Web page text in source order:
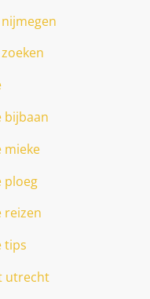
bijbaan
mieke
ploeg
reizen
tips
utrecht